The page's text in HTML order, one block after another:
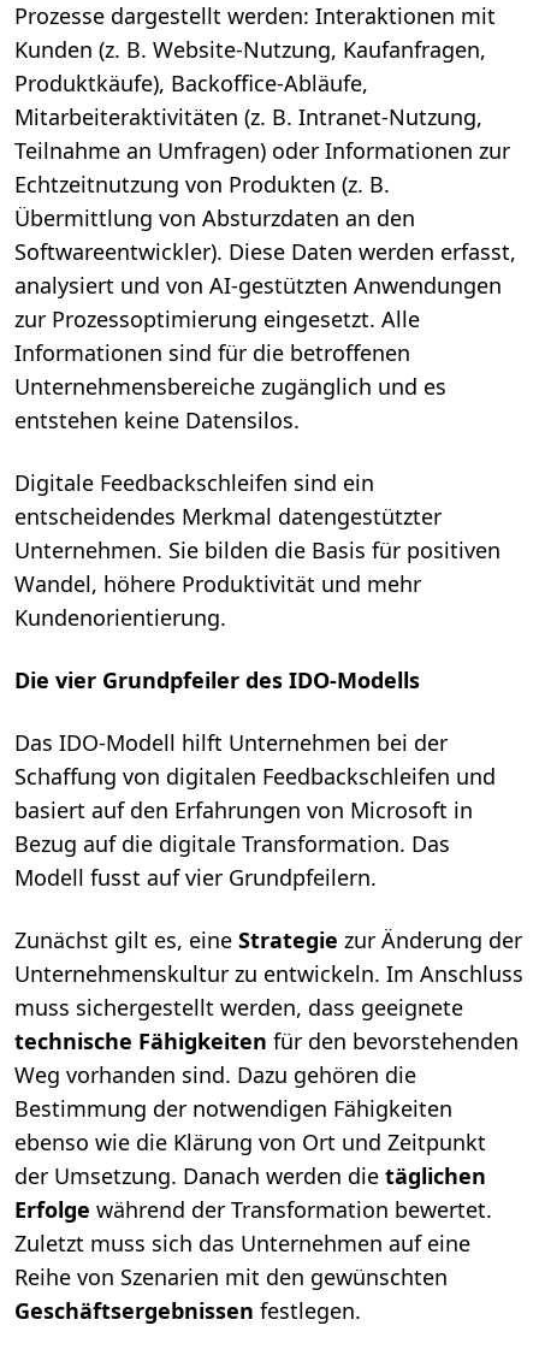
Prozesse dargestellt werden: Interaktionen mit
Kunden (z. B. Website-Nutzung, Kaufanfragen,
Produktkäufe), Backoffice-Abläufe,
Mitarbeiteraktivitäten (z. B. Intranet-Nutzung,
Teilnahme an Umfragen) oder Informationen zur
Echtzeitnutzung von Produkten (z. B.
Übermittlung von Absturzdaten an den
Softwareentwickler). Diese Daten werden erfasst,
analysiert und von AI-gestützten Anwendungen
zur Prozessoptimierung eingesetzt. Alle
Informationen sind für die betroffenen
Unternehmensbereiche zugänglich und es
entstehen keine Datensilos.
Digitale Feedbackschleifen sind ein
entscheidendes Merkmal datengestützter
Unternehmen. Sie bilden die Basis für positiven
Wandel, höhere Produktivität und mehr
Kundenorientierung.
Die vier Grundpfeiler des IDO-Modells
Das IDO-Modell hilft Unternehmen bei der
Schaffung von digitalen Feedbackschleifen und
basiert auf den Erfahrungen von Microsoft in
Bezug auf die digitale Transformation. Das
Modell fusst auf vier Grundpfeilern.
Zunächst gilt es, eine Strategie zur Änderung der
Unternehmenskultur zu entwickeln. Im Anschluss
muss sichergestellt werden, dass geeignete
technische Fähigkeiten für den bevorstehenden
Weg vorhanden sind. Dazu gehören die
Bestimmung der notwendigen Fähigkeiten
ebenso wie die Klärung von Ort und Zeitpunkt
der Umsetzung. Danach werden die täglichen
Erfolge während der Transformation bewertet.
Zuletzt muss sich das Unternehmen auf eine
Reihe von Szenarien mit den gewünschten
Geschäftsergebnissen festlegen.